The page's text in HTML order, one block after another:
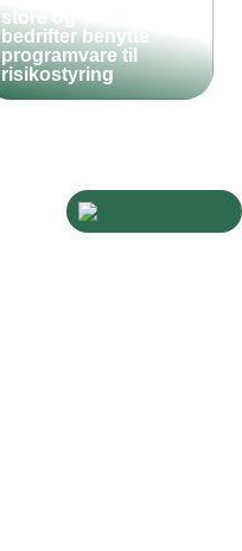
store og små
bedrifter benytte
programvare til
risikostyring